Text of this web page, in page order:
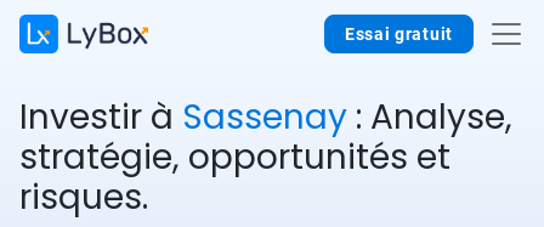
Essai gratuit
Investir à Sassenay : Analyse,
stratégie, opportunités et
risques.